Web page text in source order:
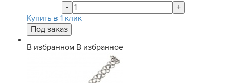
-
+
Купить в 1 клик
В избранном В избранное